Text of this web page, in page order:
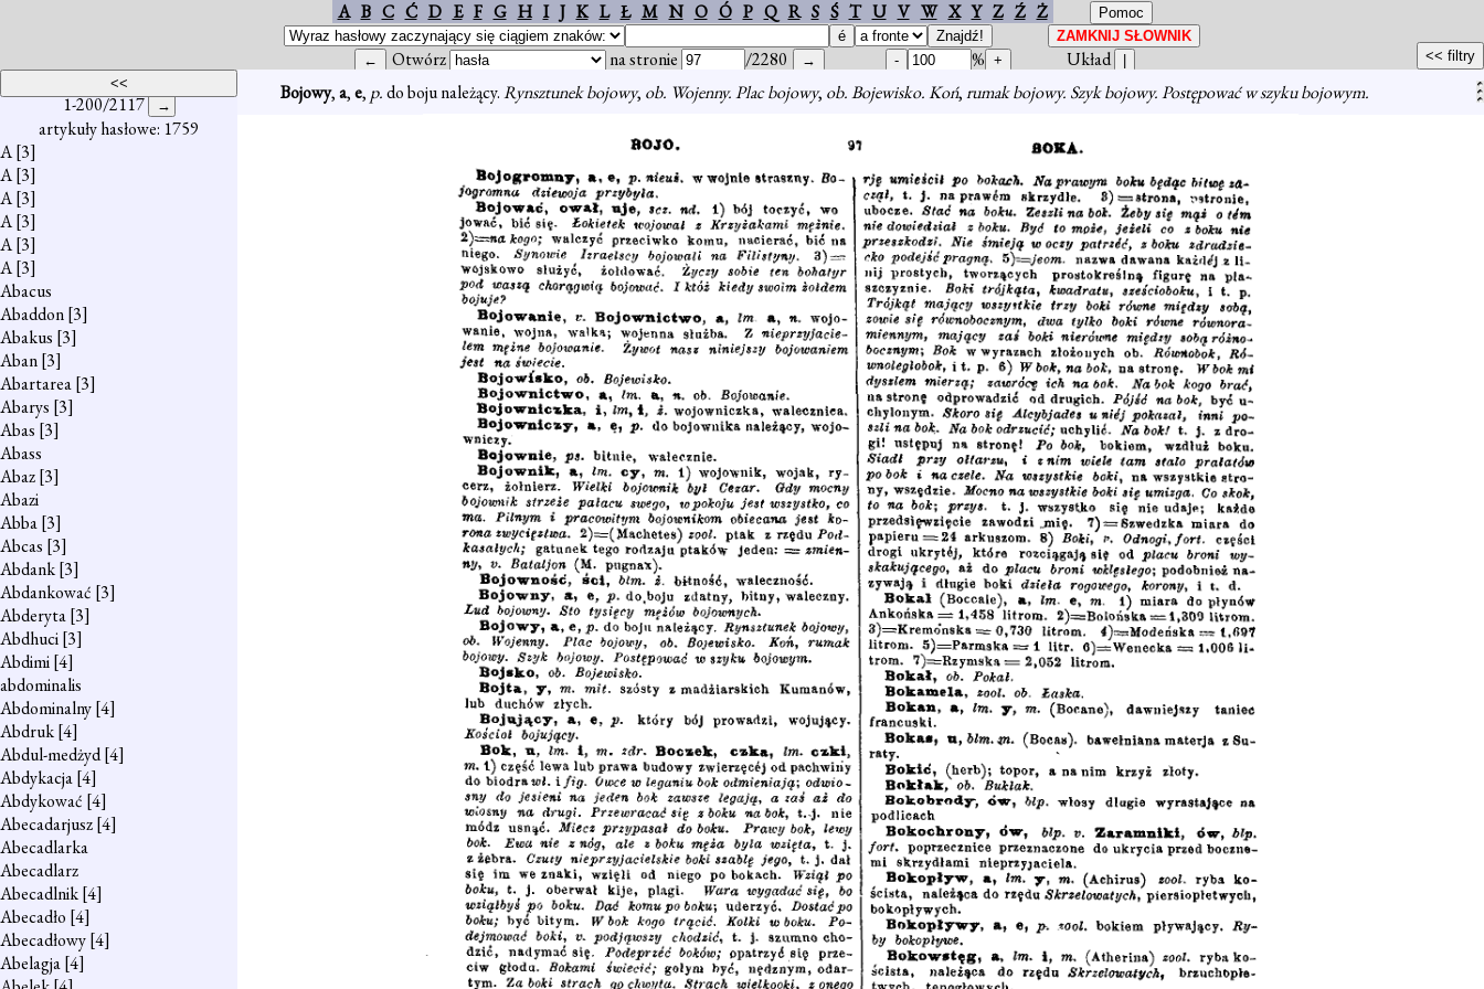
A B C Ć D E F G H I J K L Ł M N O Ó P Q R S Ś T U V W X Y Z Ź Ż
Otwórz na stronie /2280 %
Układ
1-200/2117
artykuły hasłowe: 1759
A[3]
A[3]
A[3]
A[3]
A[3]
A[3]
Abacus
Abaddon[3]
Abakus [3]
Aban[3]
Abartarea[3]
Abarys [3]
Abas [3]
Abass
Abaz[3]
Abazi
Abba[3]
Abcas [3]
Abdank[3]
Abdankować [3]
Abderyta[3]
Abdhuci[3]
Abdimi[4]
abdominalis
Abdominalny[4]
Abdruk[4]
Abdul-medżyd[4]
Abdykacja[4]
Abdykować [4]
Abecadarjusz[4]
Abecadlarka
Abecadlarz
Abecadlnik[4]
Abecadło [4]
Abecadłowy[4]
Abelagja[4]
Bojowy,a,e, p.do boju należący.Rynsztunek bojowy, ob. Wojenny. Plac bojowy, ob. Bojewisko. Koń,rumak bojowy. Szyk bojowy. Postępować w szyku bojowym.